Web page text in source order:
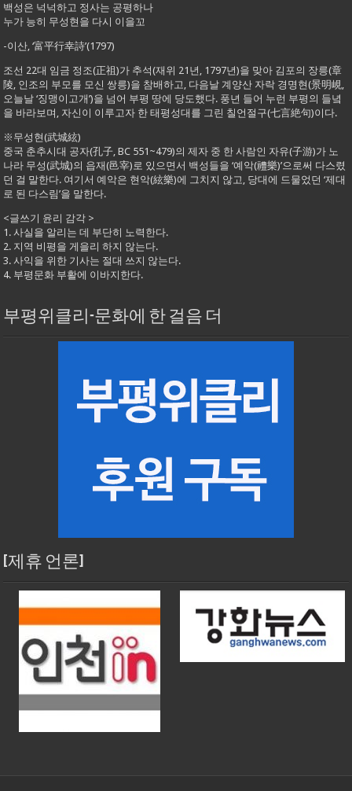
백성은 넉넉하고 정사는 공평하나
누가 능히 무성현을 다시 이을꼬
-이산, ‘富平行幸詩’(1797)
조선 22대 임금 정조(正祖)가 추석(재위 21년, 1797년)을 맞아 김포의 장릉(章
陵, 인조의 부모를 모신 쌍릉)을 참배하고, 다음날 계양산 자락 경명현(景明峴,
오늘날 ‘징맹이고개’)을 넘어 부평 땅에 당도했다. 풍년 들어 누런 부평의 들녘
을 바라보며, 자신이 이루고자 한 태평성대를 그린 칠언절구(七言絶句)이다.
※무성현(武城絃)
중국 춘추시대 공자(孔子, BC 551~479)의 제자 중 한 사람인 자유(子游)가 노
나라 무성(武城)의 읍재(邑宰)로 있으면서 백성들을 ‘예악(禮樂)’으로써 다스렸
던 걸 말한다. 여기서 예악은 현악(絃樂)에 그치지 않고, 당대에 드물었던 ‘제대
로 된 다스림’을 말한다.
<글쓰기 윤리 감각 >
1. 사실을 알리는 데 부단히 노력한다.
2. 지역 비평을 게을리 하지 않는다.
3. 사익을 위한 기사는 절대 쓰지 않는다.
4. 부평문화 부활에 이바지한다.
부평위클리-문화에 한 걸음 더
[제휴 언론]